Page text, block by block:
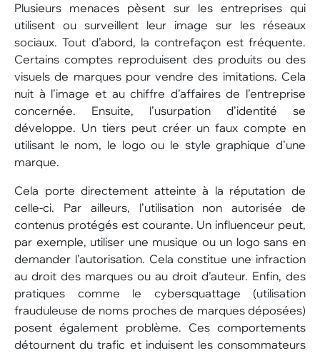
Plusieurs menaces pèsent sur les entreprises qui
utilisent ou surveillent leur image sur les réseaux
sociaux. Tout d’abord, la contrefaçon est fréquente.
Certains comptes reproduisent des produits ou des
visuels de marques pour vendre des imitations. Cela
nuit à l’image et au chiffre d’affaires de l’entreprise
concernée. Ensuite, l’usurpation d’identité se
développe. Un tiers peut créer un faux compte en
utilisant le nom, le logo ou le style graphique d’une
marque.
Cela porte directement atteinte à la réputation de
celle-ci. Par ailleurs, l’utilisation non autorisée de
contenus protégés est courante. Un influenceur peut,
par exemple, utiliser une musique ou un logo sans en
demander l’autorisation. Cela constitue une infraction
au droit des marques ou au droit d’auteur. Enfin, des
pratiques comme le cybersquattage (utilisation
frauduleuse de noms proches de marques déposées)
posent également problème. Ces comportements
détournent du trafic et induisent les consommateurs